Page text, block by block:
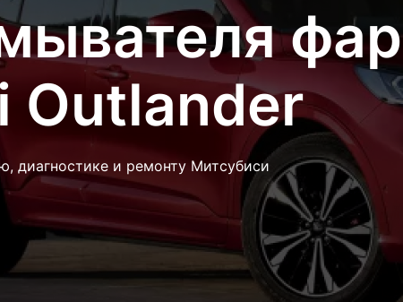
фар
Outlander
диагностике и ремонту Митсубиси